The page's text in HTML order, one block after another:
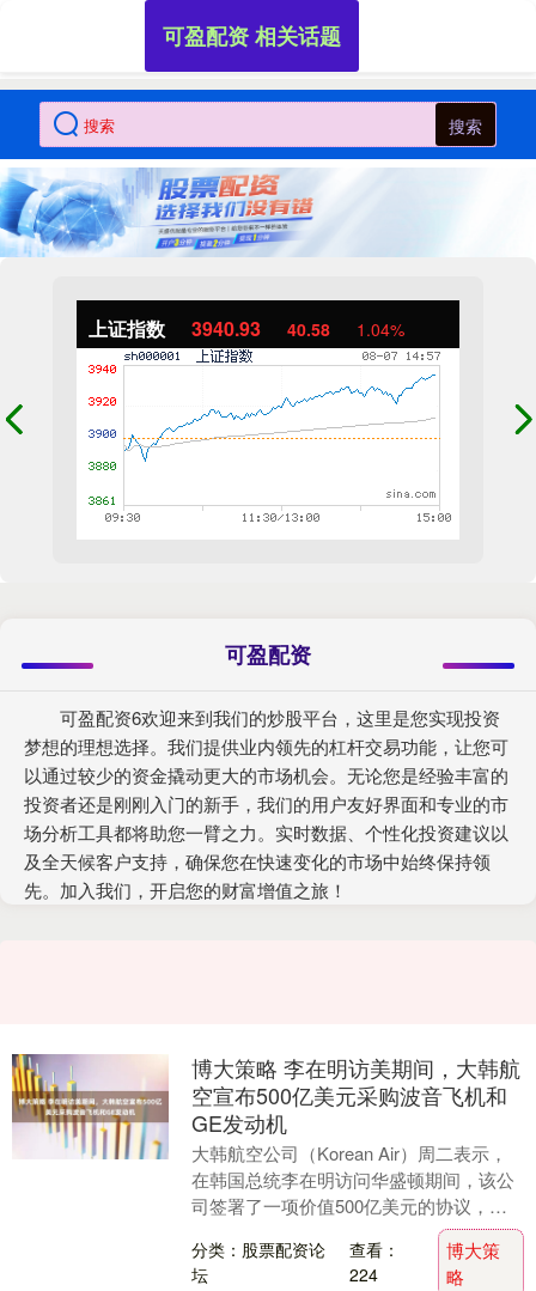
搜索
上证指数 3940.93 40.58 1.04%
可盈配资
可盈配资6欢迎来到我们的炒股平台，这里是您实现投资
梦想的理想选择。我们提供业内领先的杠杆交易功能，让您可
以通过较少的资金撬动更大的市场机会。无论您是经验丰富的
投资者还是刚刚入门的新手，我们的用户友好界面和专业的市
场分析工具都将助您一臂之力。实时数据、个性化投资建议以
及全天候客户支持，确保您在快速变化的市场中始终保持领
先。加入我们，开启您的财富增值之旅！
可盈配资 相关话题
博大策略 李在明访美期间，大韩航
空宣布500亿美元采购波音飞机和
GE发动机
大韩航空公司（Korean Air）周二表示，
在韩国总统李在明访问华盛顿期间，该公
司签署了一项价值500亿美元的协议，将
从波音公司和GE Aerospace采购....
分类：股票配资论
坛
查看：
224
博大策
略